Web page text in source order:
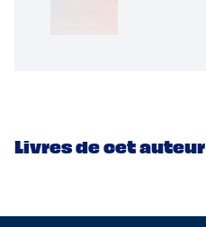
Livres de cet auteur